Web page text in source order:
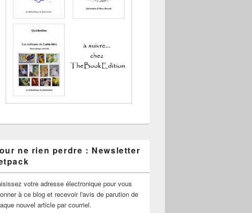
ne rien perdre : Newsletter
votre adresse électronique pour vous
à ce blog et recevoir l'avis de parution de
nouvel article par courriel.